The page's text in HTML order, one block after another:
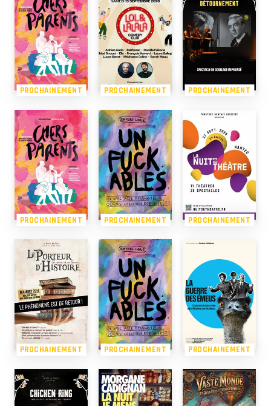
PROCHAINEMENT PROCHAINEMENT PROCHAINEMENT
PROCHAINEMENT PROCHAINEMENT PROCHAINEMENT
PROCHAINEMENT PROCHAINEMENT PROCHAINEMENT